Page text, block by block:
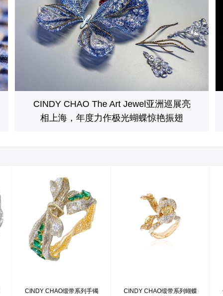
CINDY CHAO The Art Jewel亚洲巡展亮
相上海，年度力作极光蝴蝶惊艳振翅
CINDY CHAO缎带系列手镯
CINDY CHAO缎带系列蝴蝶